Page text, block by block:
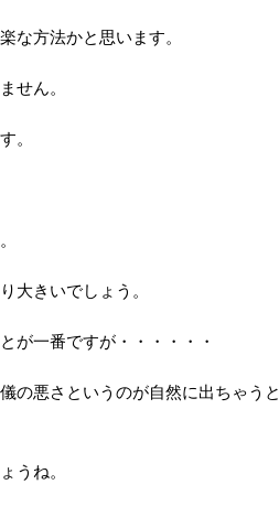
な方法かと思います。
せん。
。
大きいでしょう。
が一番ですが・・・・・・
の悪さというのが自然に出ちゃうと
うね。